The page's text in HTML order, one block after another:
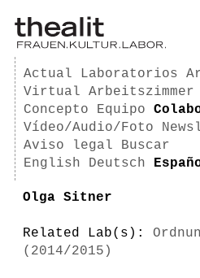
Actual Laboratorios
Virtual Arbeitszimmer
Concepto
Equipo
Vídeo/Audio/Foto
Aviso legal
Buscar
English
Deutsch
Olga Sitner
Related Lab(s):
(2014/2015)